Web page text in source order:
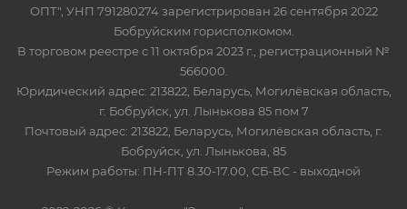
ОПТ", УНП 791280274 зарегистрирован 26 сентября 2022
Бобруйским горисполкомом.
В торговом реестре с 11 октября 2023 г., регистрационный №
566000.
Юридический адрес: 213822, Беларусь, Могилёвская область,
г. Бобруйск, ул. Лынькова 85 пом 7
Почтовый адрес: 213822, Беларусь, Могилёвская область, г.
Бобруйск, ул. Лынькова, 85
Режим работы: ПН-ПТ 8.30-17.00, СБ-ВС - выходной